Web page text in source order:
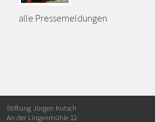
alle Pressemeldungen
Stiftung Jürgen Kutsch
An der Lingenmühle 12